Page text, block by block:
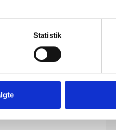
Statistik